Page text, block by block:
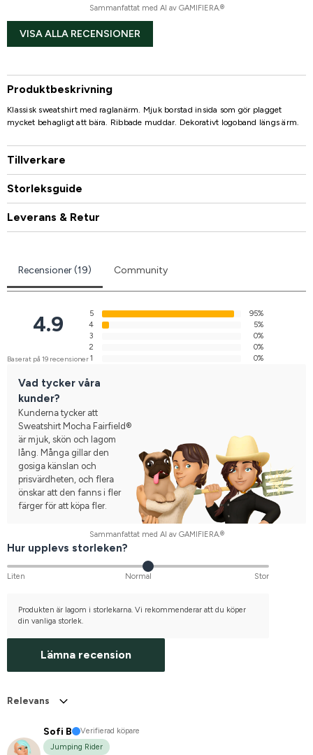
Sammanfattat med AI av GAMIFIERA.®
VISA ALLA RECENSIONER
Produktbeskrivning
Klassisk sweatshirt med raglanärm. Mjuk borstad insida som gör plagget
mycket behagligt att bära. Ribbade muddar. Dekorativt logoband längs ärm.
Tillverkare
Storleksguide
Leverans & Retur
Recensioner (19) Community
4.9
Baserat på 19 recensioner
5
95%
4
5%
3
0%
2
0%
1
0%
Vad tycker våra
kunder?
Kunderna tycker att
Sweatshirt Mocha Fairfield®
är mjuk, skön och lagom
lång. Många gillar den
gosiga känslan och
prisvärdheten, och flera
önskar att den fanns i fler
färger för att köpa fler.
Sammanfattat med AI av GAMIFIERA.®
Hur upplevs storleken?
Liten Normal Stor
Produkten är lagom i storlekarna. Vi rekommenderar att du köper
din vanliga storlek.
Lämna recension
Relevans
Sofi B
Verifierad köpare
Jumping Rider